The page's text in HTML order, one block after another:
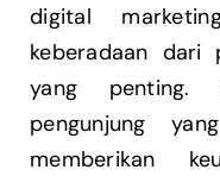
digital
keberadaan dari
yang penting.
pengunjung
memberikan